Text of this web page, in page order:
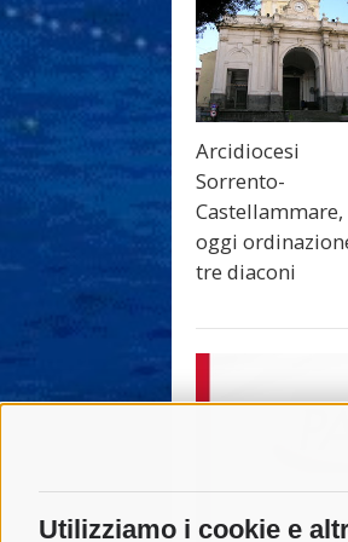
Utilizziamo i cookie e
Arcidiocesi
Sorrento-
Castellammare,
oggi
tre diaconi